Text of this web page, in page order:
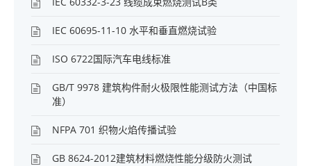
IEC 60695-11-10 水平和垂直燃烧试验
ISO 6722国际汽车电线标准
GB/T 9978 建筑构件耐火极限性能测试方法（中国标
准）
NFPA 701 织物火焰传播试验
GB 8624-2012建筑材料燃烧性能分级防火测试